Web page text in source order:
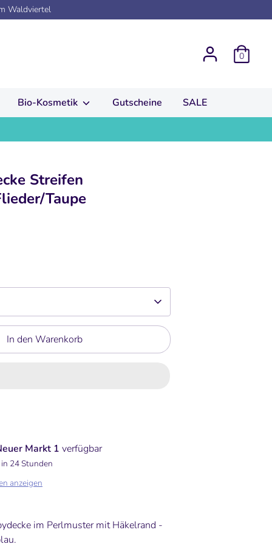
Waldviertel
0
Bio-Kosmetik Gutscheine SALE
Streifen
Taupe
In den Warenkorb
Markt 1 verfügbar
24 Stunden
anzeigen
im Perlmuster mit Häkelrand -